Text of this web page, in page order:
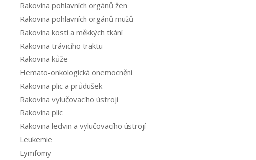
Rakovina pohlavních orgánů žen
Rakovina pohlavních orgánů mužů
Rakovina kostí a měkkých tkání
Rakovina trávicího traktu
Rakovina kůže
Hemato-onkologická onemocnění
Rakovina plic a průdušek
Rakovina vylučovacího ústrojí
Rakovina plic
Rakovina ledvin a vylučovacího ústrojí
Leukemie
Lymfomy